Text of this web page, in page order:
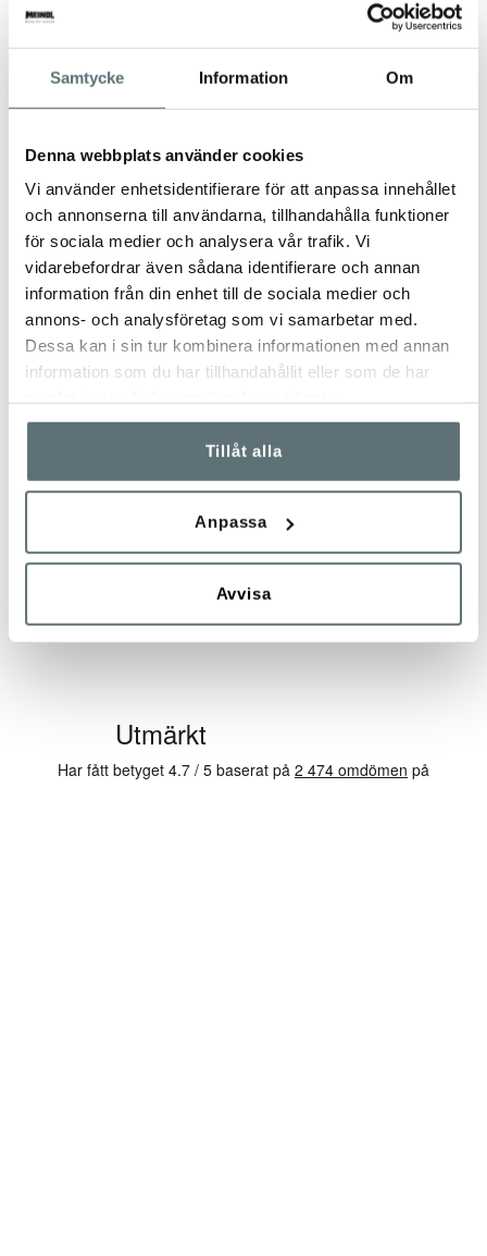
Samtycke Information Om
Denna webbplats använder cookies
Vi använder enhetsidentifierare för att anpassa innehållet
och annonserna till användarna, tillhandahålla funktioner
för sociala medier och analysera vår trafik. Vi
vidarebefordrar även sådana identifierare och annan
information från din enhet till de sociala medier och
annons- och analysföretag som vi samarbetar med.
Dessa kan i sin tur kombinera informationen med annan
information som du har tillhandahållit eller som de har
Tillåt alla
Anpassa
Avvisa
ANDRA TITTADE OCKSÅ PÅ
MEINDL
LINOSA IDENTITY®
3 599 kr
MEINDL
3 899 kr